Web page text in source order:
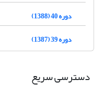
دوره 40 (1388)
دوره 39 (1387)
دسترسی سریع